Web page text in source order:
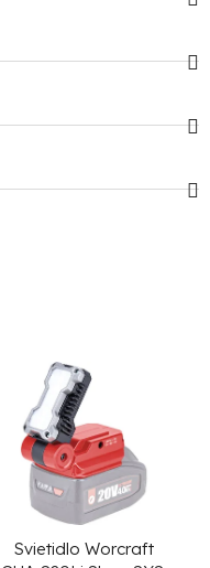
Svietidlo Worcraft